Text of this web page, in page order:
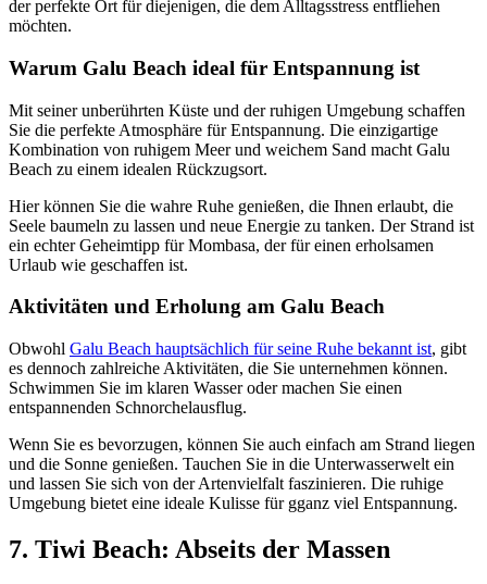
der perfekte Ort für diejenigen, die dem Alltagsstress entfliehen
möchten.
Warum Galu Beach ideal für Entspannung ist
Mit seiner unberührten Küste und der ruhigen Umgebung schaffen
Sie die perfekte Atmosphäre für Entspannung. Die einzigartige
Kombination von ruhigem Meer und weichem Sand macht Galu
Beach zu einem idealen Rückzugsort.
Hier können Sie die wahre Ruhe genießen, die Ihnen erlaubt, die
Seele baumeln zu lassen und neue Energie zu tanken. Der Strand ist
ein echter Geheimtipp für Mombasa, der für einen erholsamen
Urlaub wie geschaffen ist.
Aktivitäten und Erholung am Galu Beach
Obwohl Galu Beach hauptsächlich für seine Ruhe bekannt ist, gibt
es dennoch zahlreiche Aktivitäten, die Sie unternehmen können.
Schwimmen Sie im klaren Wasser oder machen Sie einen
entspannenden Schnorchelausflug.
Wenn Sie es bevorzugen, können Sie auch einfach am Strand liegen
und die Sonne genießen. Tauchen Sie in die Unterwasserwelt ein
und lassen Sie sich von der Artenvielfalt faszinieren. Die ruhige
Umgebung bietet eine ideale Kulisse für gganz viel Entspannung.
7. Tiwi Beach: Abseits der Massen